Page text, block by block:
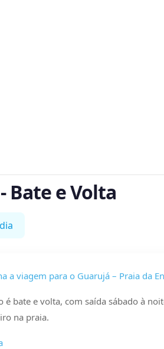
Bate e Volta
a viagem para o Guarujá – Praia da
é bate e volta, com saída sábado à
na praia.